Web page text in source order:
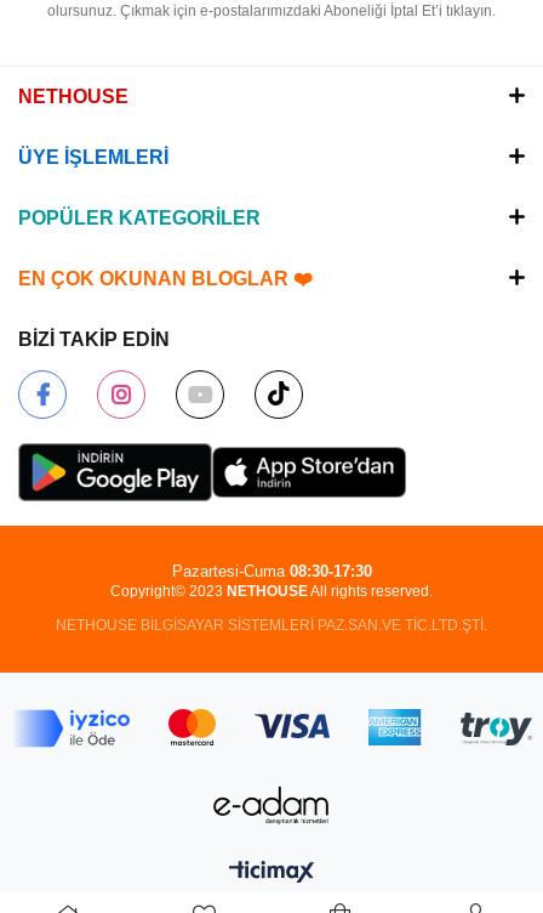
olursunuz. Çıkmak için e-postalarımızdaki Aboneliği İptal Et’i tıklayın.
NETHOUSE
ÜYE İŞLEMLERİ
POPÜLER KATEGORİLER
EN ÇOK OKUNAN BLOGLAR ❤️
BİZİ TAKİP EDİN
Copyright© 2023 NETHOUSEAll rights reserved.
NETHOUSE BİLGİSAYAR SİSTEMLERİ PAZ.SAN.VE TİC.LTD.ŞTİ.
Pazartesi-Cuma 08:30-17:30